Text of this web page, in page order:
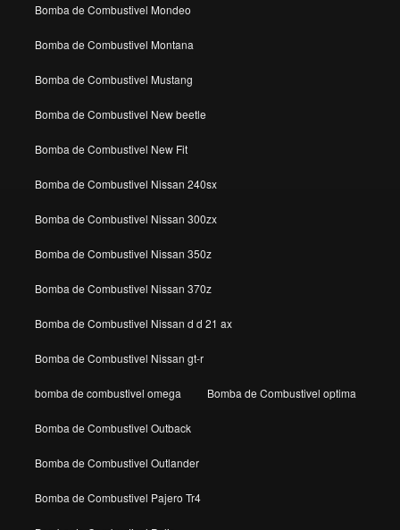
Bomba de Combustivel Mondeo
Bomba de Combustivel Montana
Bomba de Combustivel Mustang
Bomba de Combustivel New beetle
Bomba de Combustivel New Fit
Bomba de Combustivel Nissan 240sx
Bomba de Combustivel Nissan 300zx
Bomba de Combustivel Nissan 350z
Bomba de Combustivel Nissan 370z
Bomba de Combustivel Nissan d d 21 ax
Bomba de Combustivel Nissan gt-r
bomba de combustivel omega Bomba de Combustivel optima
Bomba de Combustivel Outback
Bomba de Combustivel Outlander
Bomba de Combustivel Pajero Tr4